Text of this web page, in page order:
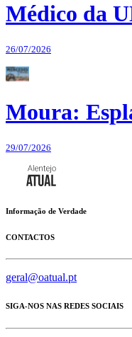
Médico da
26/07/2026
Moura:
29/07/2026
Informação de Verdade
CONTACTOS
geral@oatual.pt
SIGA-NOS NAS REDES SOCIAIS